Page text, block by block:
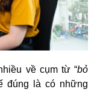
về cụm từ “bỏ
đúng là có những